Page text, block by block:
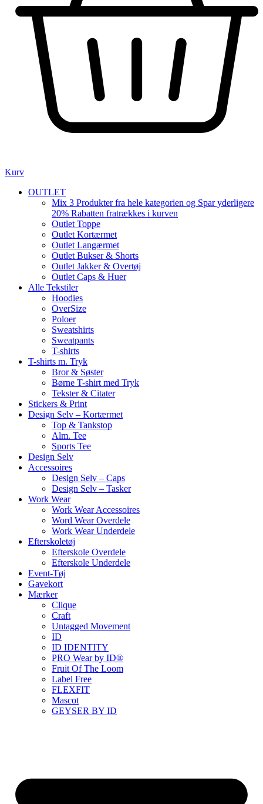
Kurv
OUTLET
Mix 3 Produkter fra hele kategorien og Spar yderligere
20% Rabatten fratrækkes i kurven
Outlet Toppe
Outlet Kortærmet
Outlet Langærmet
Outlet Bukser & Shorts
Outlet Jakker & Overtøj
Outlet Caps & Huer
Alle Tekstiler
Hoodies
OverSize
Poloer
Sweatshirts
Sweatpants
T-shirts
T-shirts m. Tryk
Bror & Søster
Børne T-shirt med Tryk
Tekster & Citater
Stickers & Print
Design Selv – Kortærmet
Top & Tankstop
Alm. Tee
Sports Tee
Design Selv
Accessoires
Design Selv – Caps
Design Selv – Tasker
Work Wear
Work Wear Accessoires
Word Wear Overdele
Work Wear Underdele
Efterskoletøj
Efterskole Overdele
Efterskole Underdele
Event-Tøj
Gavekort
Mærker
Clique
Craft
Untagged Movement
ID
ID IDENTITY
PRO Wear by ID®
Fruit Of The Loom
Label Free
FLEXFIT
Mascot
GEYSER BY ID